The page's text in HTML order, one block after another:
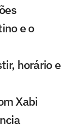
e o
horário e
Xabi